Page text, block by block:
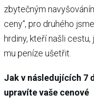
zbytečným
ceny“, pro druhého jsme
hrdiny, kteří našli cestu,
mu peníze ušetřit.
Jak v následujících 7
upravíte vaše cenové